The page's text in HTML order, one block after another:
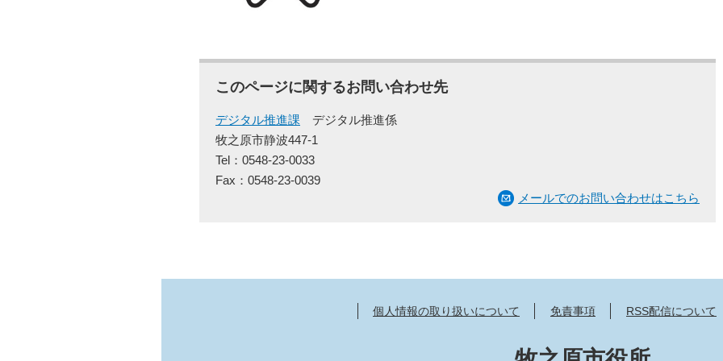
このページに関するお問い合わせ先
デジタル推進課
デジタル推進係
牧之原市静波447-1
Tel：0548-23-0033
Fax：0548-23-0039
メールでのお問い合わせはこちら
個人情報の取り扱いについて 免責事項 RSS配信について